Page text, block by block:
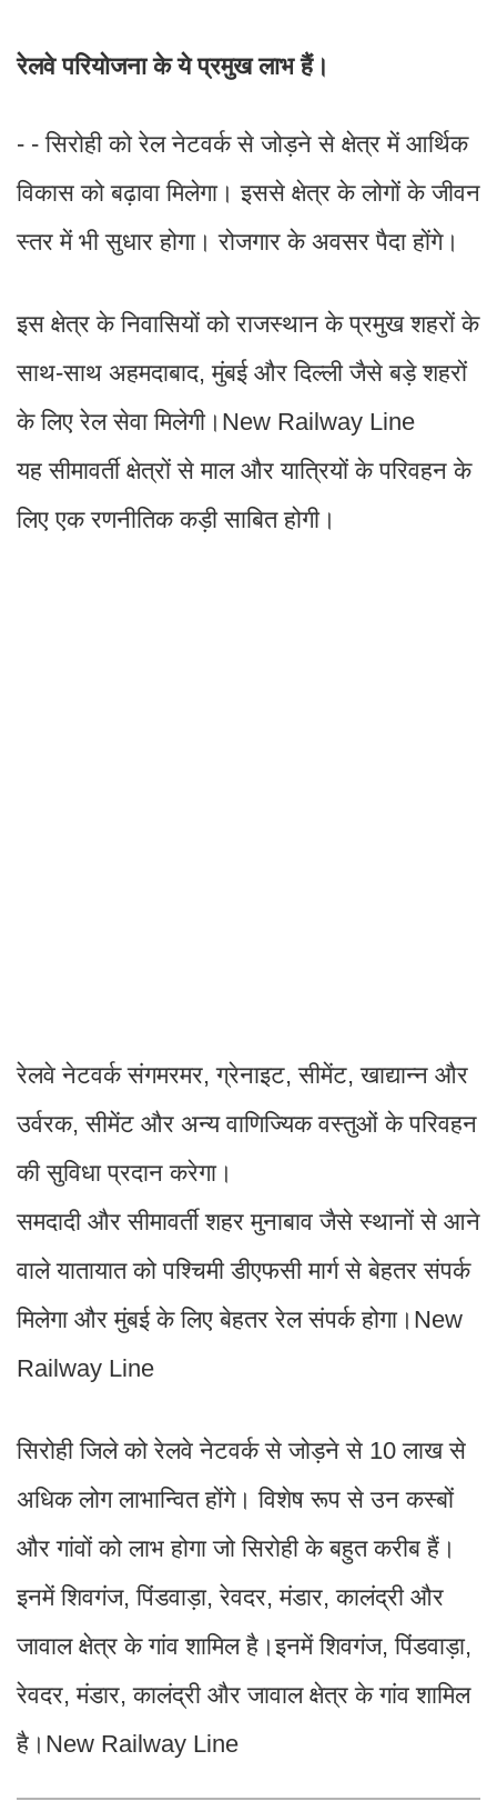
रेलवे परियोजना के ये प्रमुख लाभ हैं।
- - सिरोही को रेल नेटवर्क से जोड़ने से क्षेत्र में आर्थिक
विकास को बढ़ावा मिलेगा। इससे क्षेत्र के लोगों के जीवन
स्तर में भी सुधार होगा। रोजगार के अवसर पैदा होंगे।
इस क्षेत्र के निवासियों को राजस्थान के प्रमुख शहरों के
साथ-साथ अहमदाबाद, मुंबई और दिल्ली जैसे बड़े शहरों
के लिए रेल सेवा मिलेगी।New Railway Line
यह सीमावर्ती क्षेत्रों से माल और यात्रियों के परिवहन के
लिए एक रणनीतिक कड़ी साबित होगी।
रेलवे नेटवर्क संगमरमर, ग्रेनाइट, सीमेंट, खाद्यान्न और
उर्वरक, सीमेंट और अन्य वाणिज्यिक वस्तुओं के परिवहन
की सुविधा प्रदान करेगा।
समदादी और सीमावर्ती शहर मुनाबाव जैसे स्थानों से आने
वाले यातायात को पश्चिमी डीएफसी मार्ग से बेहतर संपर्क
मिलेगा और मुंबई के लिए बेहतर रेल संपर्क होगा।New
Railway Line
सिरोही जिले को रेलवे नेटवर्क से जोड़ने से 10 लाख से
अधिक लोग लाभान्वित होंगे। विशेष रूप से उन कस्बों
और गांवों को लाभ होगा जो सिरोही के बहुत करीब हैं।
इनमें शिवगंज, पिंडवाड़ा, रेवदर, मंडार, कालंद्री और
जावाल क्षेत्र के गांव शामिल है।इनमें शिवगंज, पिंडवाड़ा,
रेवदर, मंडार, कालंद्री और जावाल क्षेत्र के गांव शामिल
है।New Railway Line